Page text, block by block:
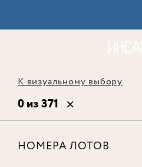
К визуальному выбору
0 из 371
НОМЕРА ЛОТОВ